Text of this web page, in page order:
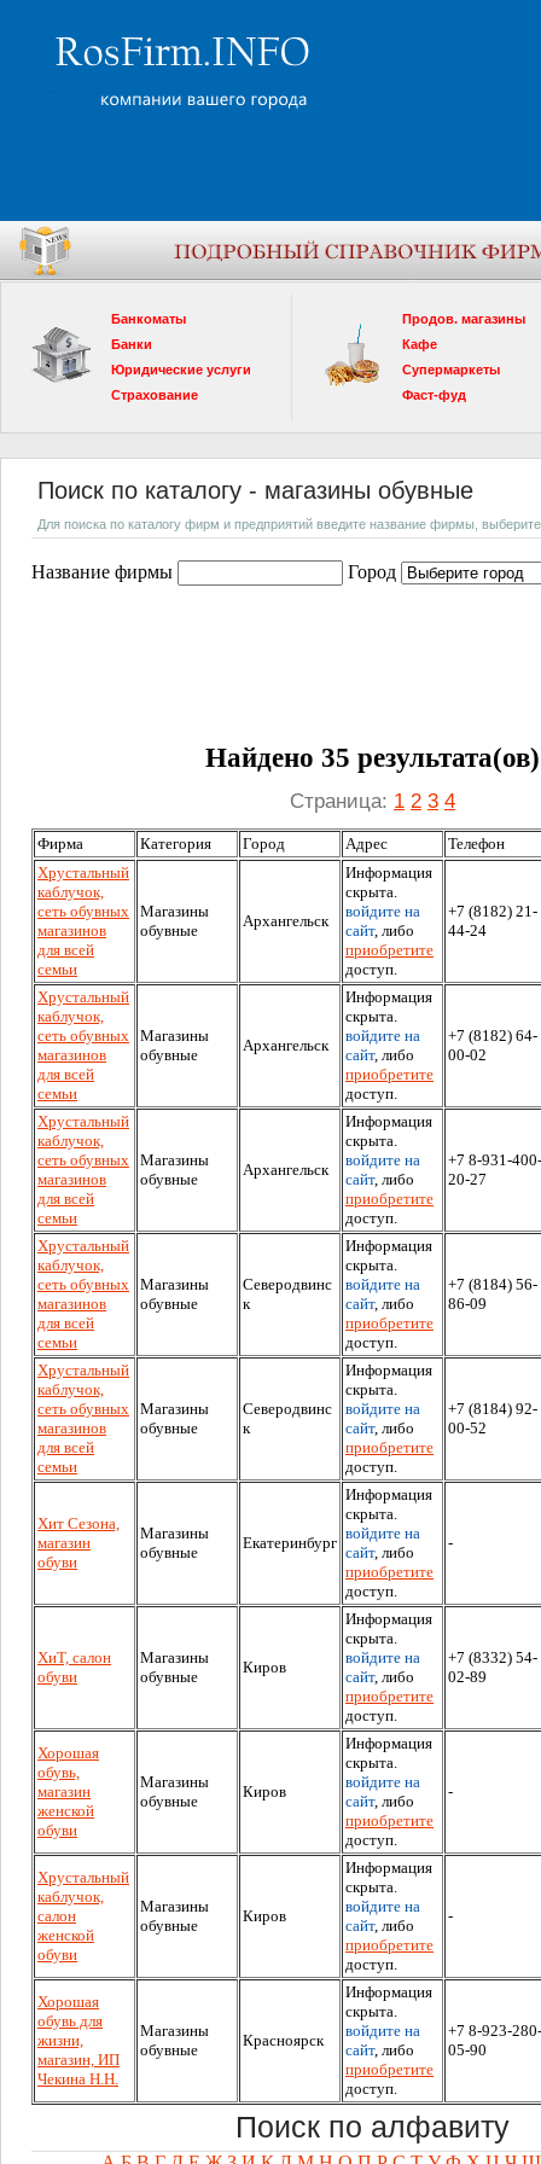
Банкоматы
Банки
Юридические услуги
Страхование
Продов. магазины
Кафе
Супермаркеты
Фаст-фуд
Поиск по каталогу - магазины обувные
Для поиска по каталогу фирм и предприятий введите название фирмы, выберите
Название фирмы Город
Найдено 35 результата(ов)
Страница: 1 2 3 4
Фирма Категория Город Адрес
Телефон
Хрустальный
каблучок,
сеть обувных
магазинов
для всей
семьи
Магазины
обувные
Архангельск
Информация
скрыта.
войдите на
сайт, либо
приобретите
доступ.
+7 (8182) 21-
44-24
Хрустальный
каблучок,
сеть обувных
магазинов
для всей
семьи
Магазины
обувные
Архангельск
Информация
скрыта.
войдите на
сайт, либо
приобретите
доступ.
+7 (8182) 64-
00-02
Хрустальный
каблучок,
сеть обувных
магазинов
для всей
семьи
Магазины
обувные
Архангельск
Информация
скрыта.
войдите на
сайт, либо
приобретите
доступ.
+7 8-931-400-
20-27
Хрустальный
каблучок,
сеть обувных
магазинов
для всей
семьи
Магазины
обувные
Северодвинс
к
Информация
скрыта.
войдите на
сайт, либо
приобретите
доступ.
+7 (8184) 56-
86-09
Хрустальный
каблучок,
сеть обувных
магазинов
для всей
семьи
Магазины
обувные
Северодвинс
к
Информация
скрыта.
войдите на
сайт, либо
приобретите
доступ.
+7 (8184) 92-
00-52
Хит Сезона,
магазин
обуви
Магазины
обувные
Екатеринбург
Информация
скрыта.
войдите на
сайт, либо
приобретите
доступ.
-
ХиТ, салон
обуви
Магазины
обувные
Киров
Информация
скрыта.
войдите на
сайт, либо
приобретите
доступ.
+7 (8332) 54-
02-89
Хорошая
обувь,
магазин
женской
обуви
Магазины
обувные
Киров
Информация
скрыта.
войдите на
сайт, либо
приобретите
доступ.
-
Хрустальный
каблучок,
салон
женской
обуви
Магазины
обувные
Киров
Информация
скрыта.
войдите на
сайт, либо
приобретите
доступ.
-
Хорошая
обувь для
жизни,
магазин, ИП
Чекина Н.Н.
Магазины
обувные
Красноярск
Информация
скрыта.
войдите на
сайт, либо
приобретите
доступ.
+7 8-923-280-
05-90
Поиск по алфавиту